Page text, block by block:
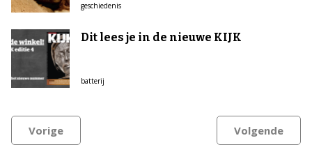
geschiedenis
Dit lees je in de nieuwe KIJK
batterij
Vorige Volgende